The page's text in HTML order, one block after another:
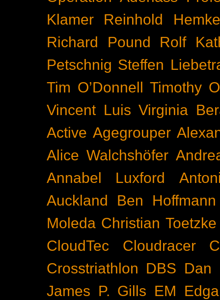
Klamer
Reinhold
Richard Pound
Rolf
Petschnig Steffen
Tim O’Donnell
Timothy
Vincent Luis Virginia
Active Agegrouper
Alice Walchshöfer
Annabel Luxford
Auckland
Ben Hoffmann
Moleda Christian Toetzke
CloudTec
Cloudracer
Crosstriathlon DBS Dan
James P. Gills EM